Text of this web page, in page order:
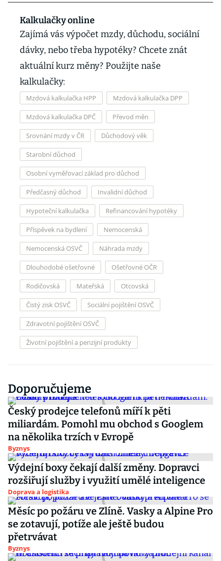
Kalkulačky online
Zajímá vás výpočet mzdy, důchodu, sociální
dávky, nebo třeba hypotéky? Chcete znát
aktuální kurz měny? Použijte naše
kalkulačky:
Mzdová kalkulačka HPP Mzdová kalkulačka DPP
Mzdová kalkulačka DPČ Převod měn
Srovnání mzdy v ČR Důchodový věk
Starobní důchod
Osobní vyměřovací základ pro důchod
Předčasný důchod Invalidní důchod
Hypoteční kalkulačka Refinancování hypotéky
Příspěvek na bydlení Nemocenská
Nemocenská OSVČ Náhrada mzdy
Dlouhodobé ošetřovné Ošetřovné OČR
Rodičovská Mateřská Otcovská
Čistý zisk OSVČ Sociální pojištění OSVČ
Zdravotní pojištění OSVČ
Životní pojištění a penzijní produkty
Doporučujeme
Český prodejce telefonů míří k pěti
miliardám. Pomohl mu obchod s Googlem
na několika trzích v Evropě
Byznys
Výdejní boxy čekají další změny. Dopravci
rozšiřují služby i využití umělé inteligence
Doprava a logistika
Měsíc po požáru ve Zlíně. Vasky a Alpine Pro
se zotavují, potíže ale ještě budou
přetrvávat
Byznys